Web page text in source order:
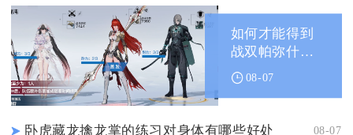
如何才能得到
战双帕弥什装
备 08-07
卧虎藏龙擒龙掌的练习对身体有哪些好处 08-07